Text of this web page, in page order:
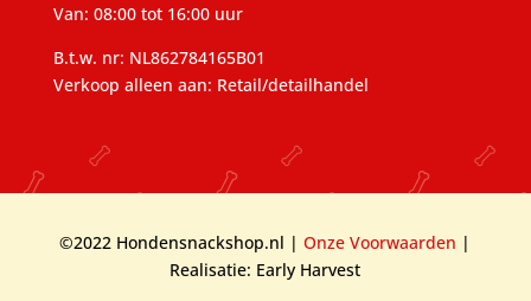
Van: 08:00 tot 16:00 uur
B.t.w. nr: NL862784165B01
Verkoop alleen aan: Retail/detailhandel
©2022 Hondensnackshop.nl |Onze Voorwaarden |
Realisatie: Early Harvest